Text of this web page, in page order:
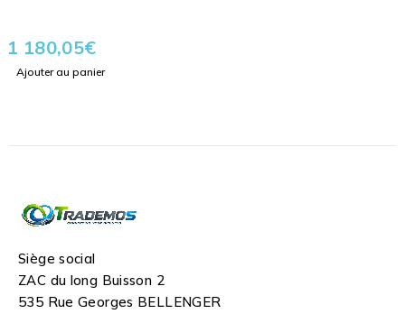
1 180,05€
Ajouter au panier
Siège social
ZAC du long Buisson 2
535 Rue Georges BELLENGER